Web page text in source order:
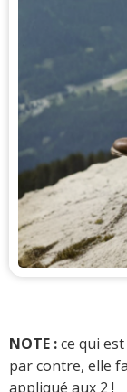
NOTE :ce qui
par contre, elle
appliqué aux 2 !